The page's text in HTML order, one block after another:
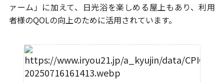
ァーム」に加えて、日光浴を楽しめる屋上もあり、利用
者様のQOLの向上のために活用されています。